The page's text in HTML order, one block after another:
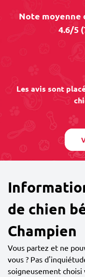
Note moyenne
4.6/5
Les avis sont
de chien
Champien
Vous partez et ne
vous ? Pas
soigneusement